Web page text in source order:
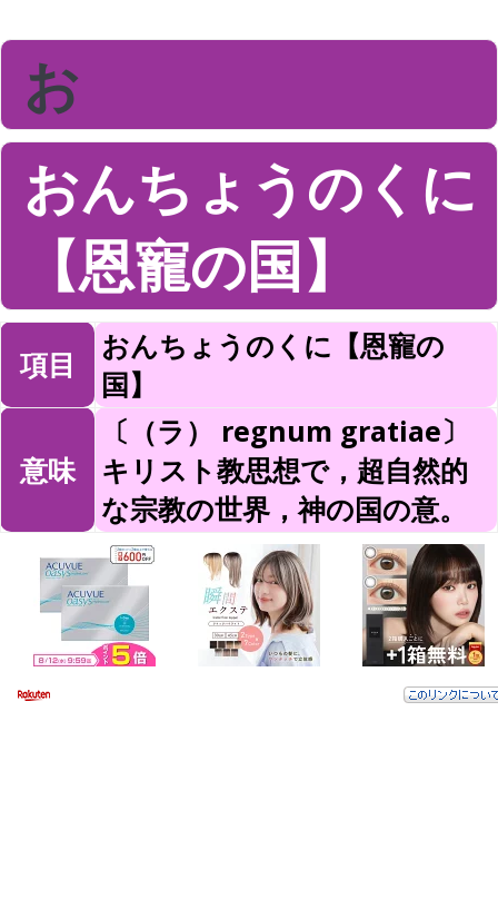
お
おんちょうのくに
【恩寵の国】
項目
おんちょうのくに【恩寵の
国】
意味
〔（ラ） regnum gratiae〕
キリスト教思想で，超自然的
な宗教の世界，神の国の意。